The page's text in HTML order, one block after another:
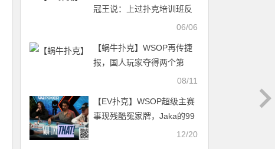
冠王说：上过扑克培训班反
06/06
【蜗牛扑克】WSOP再传捷
报，国人玩家夺得两个第
08/11
【EV扑克】WSOP超级主赛
事现残酷冤家牌，Jaka的99
不敌Maue口袋10惨遭淘汰
12/20